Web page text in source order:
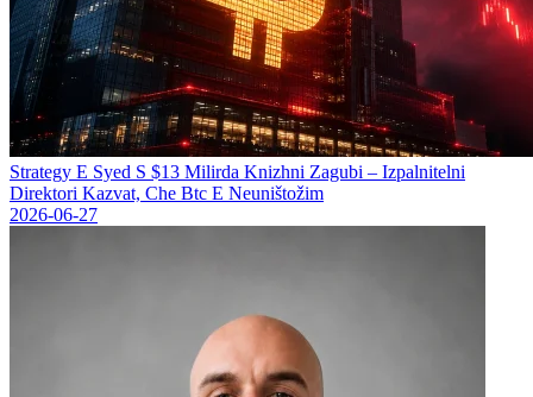
Strategy Е Syed S $13 Milirda Knizhni Zagubi – Izpalnitelni
Direktori Kazvat, Che Btc E Neuništožim
2026-06-27